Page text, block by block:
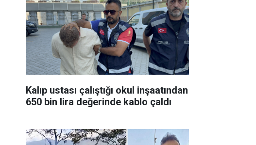
Kalıp ustası çalıştığı okul inşaatından
650 bin lira değerinde kablo çaldı